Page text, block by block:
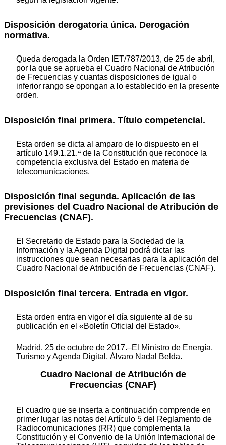
Disposición derogatoria única. Derogación
normativa.
Queda derogada la Orden IET/787/2013, de 25 de abril,
por la que se aprueba el Cuadro Nacional de Atribución
de Frecuencias y cuantas disposiciones de igual o
inferior rango se opongan a lo establecido en la presente
orden.
Disposición final primera. Título competencial.
Esta orden se dicta al amparo de lo dispuesto en el
artículo 149.1.21.ª de la Constitución que reconoce la
competencia exclusiva del Estado en materia de
telecomunicaciones.
Disposición final segunda. Aplicación de las
previsiones del Cuadro Nacional de Atribución de
Frecuencias (CNAF).
El Secretario de Estado para la Sociedad de la
Información y la Agenda Digital podrá dictar las
instrucciones que sean necesarias para la aplicación del
Cuadro Nacional de Atribución de Frecuencias (CNAF).
Disposición final tercera. Entrada en vigor.
Esta orden entra en vigor el día siguiente al de su
publicación en el «Boletín Oficial del Estado».
Madrid, 25 de octubre de 2017.–El Ministro de Energía,
Turismo y Agenda Digital, Álvaro Nadal Belda.
Cuadro Nacional de Atribución de
Frecuencias (CNAF)
El cuadro que se inserta a continuación comprende en
primer lugar las notas del Artículo 5 del Reglamento de
Radiocomunicaciones (RR) que complementa la
Constitución y el Convenio de la Unión Internacional de